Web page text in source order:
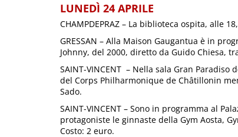
LUNEDÌ 24 APRILE
CHAMPDEPRAZ – La biblioteca ospita, alle
GRESSAN – Alla Maison Gaugantua è in
Johnny, del 2000, diretto da Guido Chiesa,
SAINT-VINCENT – Nella sala Gran
del Corps Philharmonique de Châtillonin
Sado.
SAINT-VINCENT – Sono in programma al
protagoniste le ginnaste della Gym Aosta,
Costo: 2 euro.